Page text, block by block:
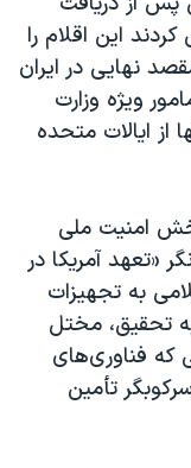
این اقلام را
نهایی در ایران
ویژه وزارت
از ایالات متحده
امنیت ملی
«تعهد آمریکا در
به تجهیزات
تحقیق، مختل
که فناوری‌های
تأمین